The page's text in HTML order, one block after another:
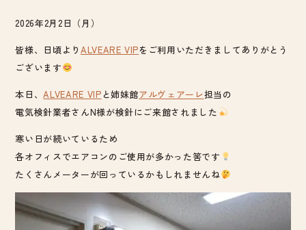
2026年2月2日（月）
皆様、日頃より ALVEARE VIPをご利用いただきましてありがとう
ございます
本日、ALVEARE VIP と姉妹館アルヴェアーレ担当の
電気検針業者さんN様が検針にご来館されました
寒い日が続いているため
各オフィスでエアコンのご使用が多かった筈です
たくさんメーターが回っているかもしれませんね